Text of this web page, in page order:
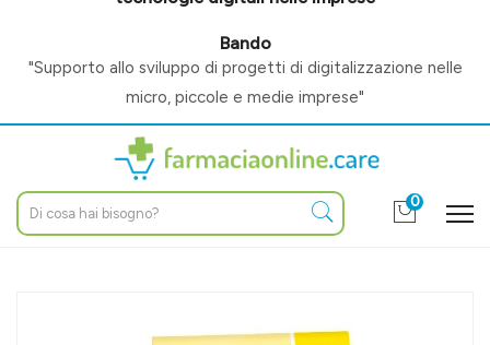
Bando
"Supporto allo sviluppo di progetti di digitalizzazione nelle
micro, piccole e medie imprese"
0